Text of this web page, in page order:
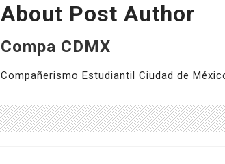
About Post Author
Compa CDMX
Compañerismo Estudiantil Ciudad de